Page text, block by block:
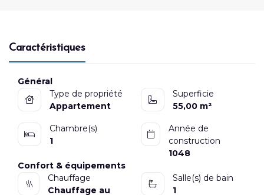
Caractéristiques
Général
Type de propriété
Appartement
Superficie
55,00 m²
Chambre(s)
1
Année de
construction
1048
Confort & équipements
Chauffage
Chauffage au
Salle(s) de bain
1